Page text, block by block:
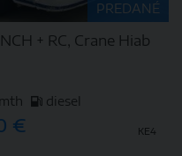
PREDANÉ
+ RC, Crane Hiab
diesel
€ KE4